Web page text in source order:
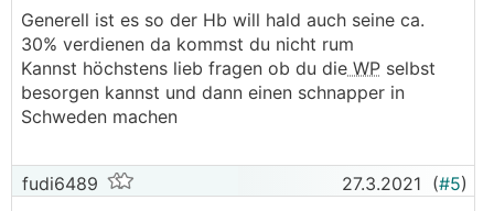
Generell ist es so der Hb will hald auch seine ca.
30% verdienen da kommst du nicht rum
Kannst höchstens lieb fragen ob du die WP selbst
besorgen kannst und dann einen schnapper in
Schweden machen
fudi6489 27.3.2021 (#5)